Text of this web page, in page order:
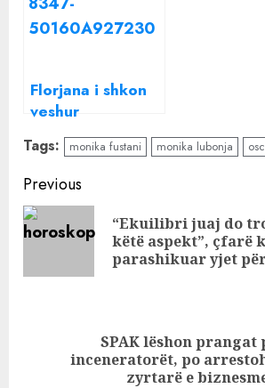
Florjana i shkon
veshur
ekstravagante në
takim, Bruno
acarohet: Ku
shkon me c*cat
jashtë?
Tags: monika fustani monika lubonja
Continue
Reading
Previous
“Ekuilibri juaj do
këtë aspekt”, çfarë
parashikuar yjet
SPAK lëshon prangat
inceneratorët, po
zyrtarë e